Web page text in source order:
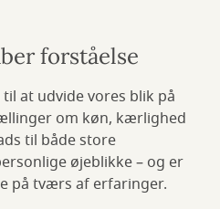
forståelse
at udvide vores blik på
om køn, kærlighed
til både store
øjeblikke – og er
på tværs af erfaringer.